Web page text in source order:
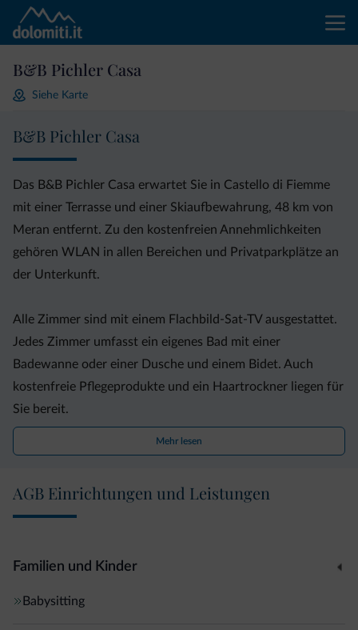
B&B Pichler Casa
Siehe Karte
B&B Pichler Casa
Das B&B Pichler Casa erwartet Sie in Castello di Fiemme
mit einer Terrasse und einer Skiaufbewahrung, 48 km von
Meran entfernt. Zu den kostenfreien Annehmlichkeiten
gehören WLAN in allen Bereichen und Privatparkplätze an
der Unterkunft.
Alle Zimmer sind mit einem Flachbild-Sat-TV ausgestattet.
Jedes Zimmer umfasst ein eigenes Bad mit einer
Badewanne oder einer Dusche und einem Bidet. Auch
kostenfreie Pflegeprodukte und ein Haartrockner liegen für
Sie bereit.
In der Unterkunft trägt auch eine Gemeinschaftslounge zu
Dieses Bed & Breakfast bietet Ihnen kostenfreie
sowie zum Skifahren geeignet. Bozen liegt 25 km vom B&B
Mehr lesen
AGB Einrichtungen und Leistungen
Familien und Kinder
Babysitting